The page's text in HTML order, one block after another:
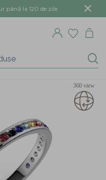
până la 120 de zile.
360 view